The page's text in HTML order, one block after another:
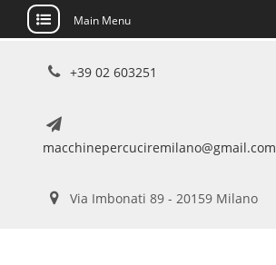
Main Menu
+39 02 603251
macchinepercuciremilano@gmail.com
Via Imbonati 89 - 20159 Milano